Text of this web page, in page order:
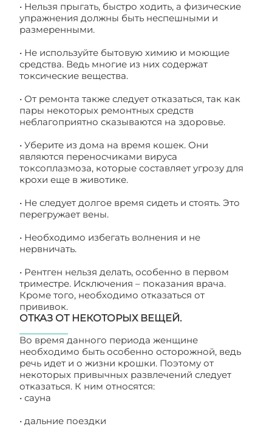
• Нельзя прыгать, быстро ходить, а физические
упражнения должны быть неспешными и
размеренными.
• Не используйте бытовую химию и моющие
средства. Ведь многие из них содержат
токсические вещества.
• От ремонта также следует отказаться, так как
пары некоторых ремонтных средств
неблагоприятно сказываются на здоровье.
• Уберите из дома на время кошек. Они
являются переносчиками вируса
токсоплазмоза, которые составляет угрозу для
крохи еще в животике.
• Не следует долгое время сидеть и стоять. Это
перегружает вены.
• Необходимо избегать волнения и не
нервничать.
• Рентген нельзя делать, особенно в первом
триместре. Исключения – показания врача.
Кроме того, необходимо отказаться от
прививок.
ОТКАЗ ОТ НЕКОТОРЫХ ВЕЩЕЙ.
Во время данного периода женщине
необходимо быть особенно осторожной, ведь
речь идет и о жизни крошки. Поэтому от
некоторых привычных развлечений следует
отказаться. К ним относятся:
• сауна
• дальние поездки